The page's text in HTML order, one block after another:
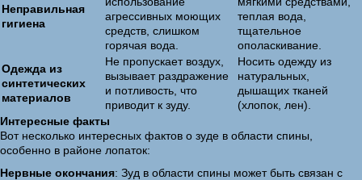
Неправильная
гигиена
агрессивных моющих
средств, слишком
горячая вода.
теплая вода,
тщательное
ополаскивание.
Одежда из
синтетических
материалов
Не пропускает воздух,
вызывает раздражение
и потливость, что
приводит к зуду.
Носить одежду из
натуральных,
дышащих тканей
(хлопок, лен).
Интересные факты
Вот несколько интересных фактов о зуде в области спины,
особенно в районе лопаток:
Нервные окончания: Зуд в области спины может быть связан с